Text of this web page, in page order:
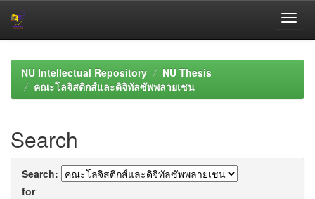
navigationNU Intellectual Repository
NU Thesis
คณะโลจิสติกส์และดิจิทัลซัพพลายเชน
Search
Search:
for